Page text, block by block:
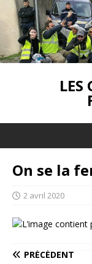
LES
On se la
2 avril 2020
PRÉCÉDENT